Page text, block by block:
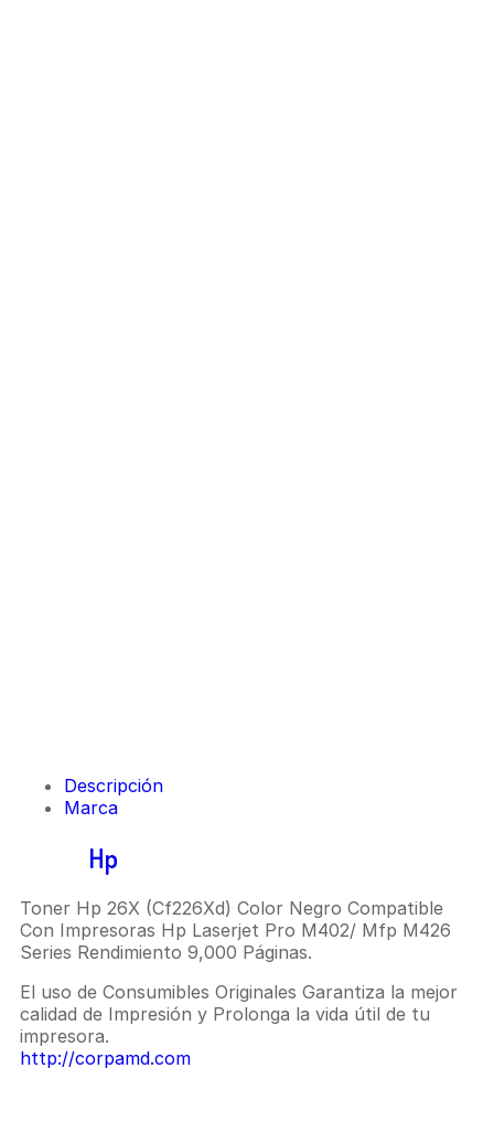
Descripción
Marca
Hp
Toner Hp 26X (Cf226Xd) Color Negro Compatible
Con Impresoras Hp Laserjet Pro M402/ Mfp M426
Series Rendimiento 9,000 Páginas.
El uso de Consumibles Originales Garantiza la mejor
calidad de Impresión y Prolonga la vida útil de tu
impresora.
http://corpamd.com